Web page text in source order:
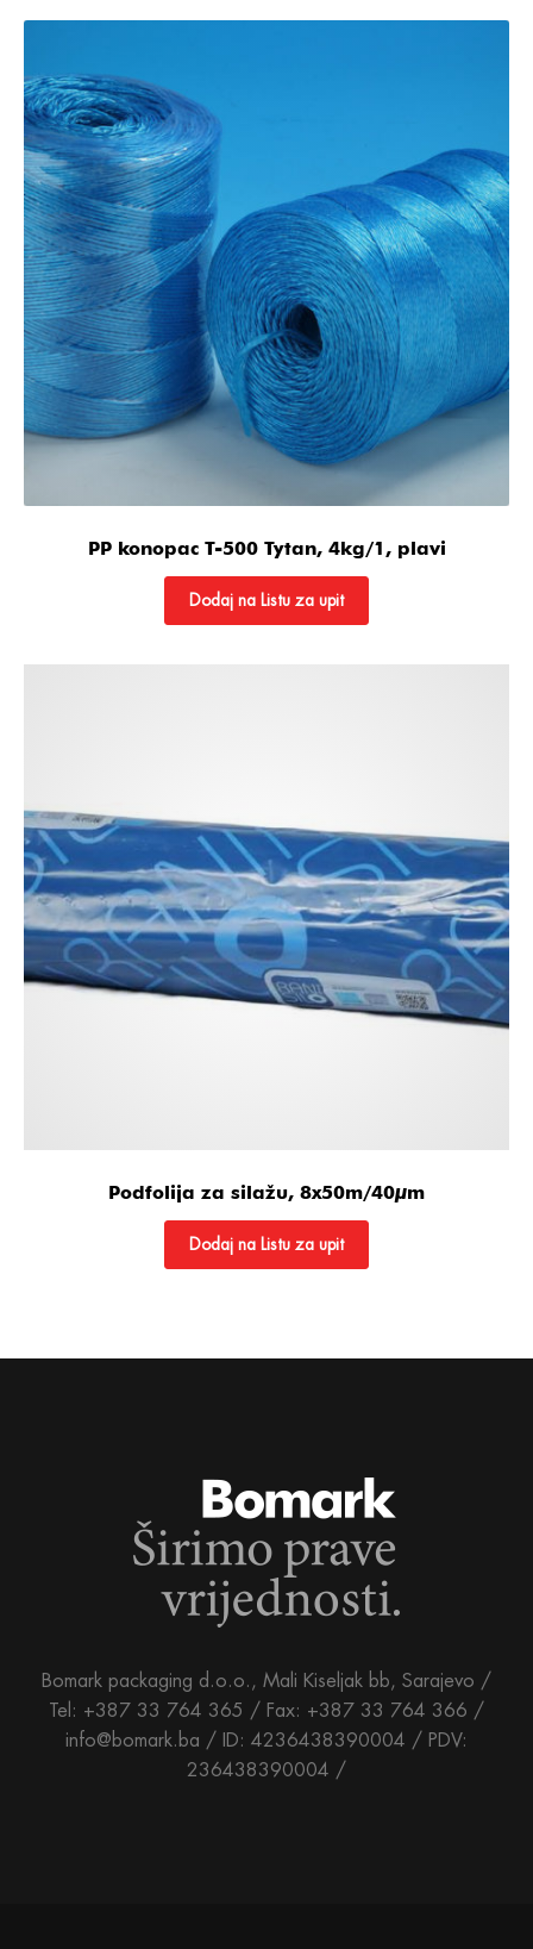
PP konopac T-500 Tytan, 4kg/1, plavi
Dodaj na Listu za upit
Podfolija za silažu, 8x50m/40µm
Dodaj na Listu za upit
Bomark packaging d.o.o., Mali Kiseljak bb, Sarajevo /
Tel: +387 33 764 365 / Fax: +387 33 764 366 /
info@bomark.ba / ID: 4236438390004 / PDV:
236438390004 /